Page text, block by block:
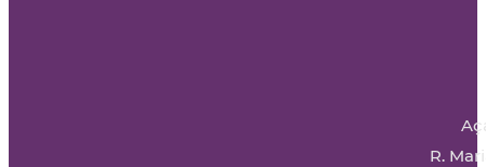
R.